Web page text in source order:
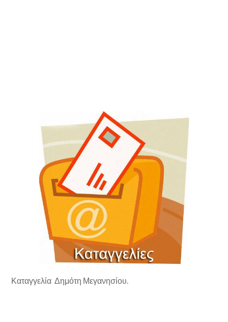
Καταγγελία Δημότη Μεγανησίου.